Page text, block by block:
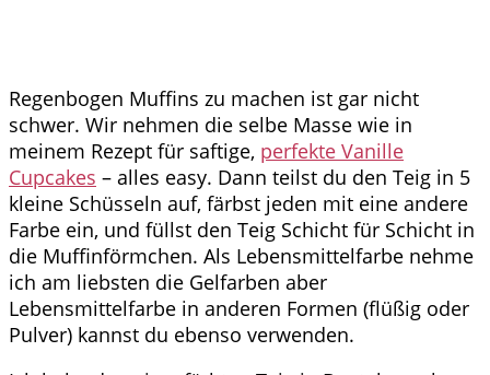
Regenbogen Muffins zu machen ist gar nicht
schwer. Wir nehmen die selbe Masse wie in
meinem Rezept für saftige, perfekte Vanille
Cupcakes – alles easy. Dann teilst du den Teig in 5
kleine Schüsseln auf, färbst jeden mit eine andere
Farbe ein, und füllst den Teig Schicht für Schicht in
die Muffinförmchen. Als Lebensmittelfarbe nehme
ich am liebsten die Gelfarben aber
Lebensmittelfarbe in anderen Formen (flüßig oder
Pulver) kannst du ebenso verwenden.